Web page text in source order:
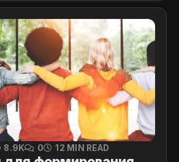
8.9K 0 12 MIN READ